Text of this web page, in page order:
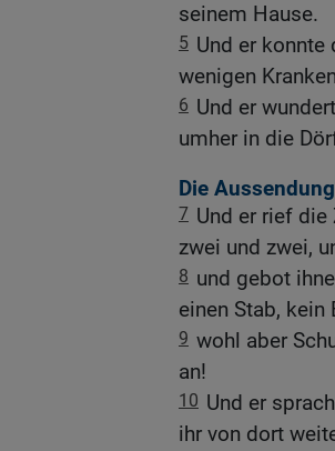
seinem Hause.
5 Und er konnte
wenigen
6 Und er
umher in die
Die
7 Und er rief
zwei und zwei,
8 und gebot
einen Stab, kein
9 wohl aber
an!
10 Und er
ihr von dort